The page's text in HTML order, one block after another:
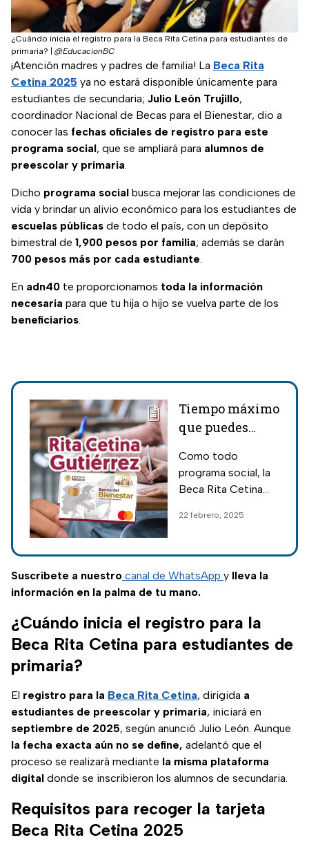
¿Cuándo inicia el registro para la Beca Rita Cetina para estudiantes de
primaria?
@EducacionBC
¡Atención madres y padres de familia! La Beca Rita
Cetina 2025 ya no estará disponible únicamente para
estudiantes de secundaria; Julio León Trujillo,
coordinador Nacional de Becas para el Bienestar, dio a
conocer las fechas oficiales de registro para este
programa social, que se ampliará para alumnos de
preescolar y primaria.
Dicho programa social busca mejorar las condiciones de
vida y brindar un alivio económico para los estudiantes de
escuelas públicas de todo el país, con un depósito
bimestral de 1,900 pesos por familia; además se darán
700 pesos más por cada estudiante.
En adn40 te proporcionamos toda la información
necesaria para que tu hija o hijo se vuelva parte de los
beneficiarios.
Tiempo máximo
que puedes
la Beca Rita
Cetina 2025 o te
Como todo
programa social, la
Beca Rita Cetina
específicas de
cobras la beca en un
determinado
período, podrías
22 febrero, 2025
Suscríbete a nuestro canal de WhatsApp y lleva la
información en la palma de tu mano.
¿Cuándo inicia el registro para la
Beca Rita Cetina para estudiantes de
primaria?
El registro para la Beca Rita Cetina, dirigida a
estudiantes de preescolar y primaria, iniciará en
septiembre de 2025, según anunció Julio León. Aunque
la fecha exacta aún no se define, adelantó que el
proceso se realizará mediante la misma plataforma
digital donde se inscribieron los alumnos de secundaria.
Requisitos para recoger la tarjeta
Beca Rita Cetina 2025